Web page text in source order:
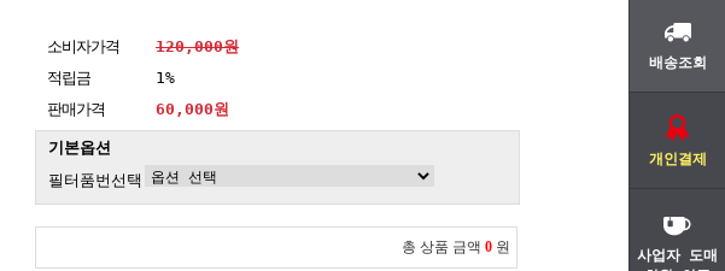
배송조회
개인결제
사업자 도매
소비자가격
120,000원
적립금
1%
판매가격
60,000원
기본옵션
필터품번선택
총 상품 금액 0 원